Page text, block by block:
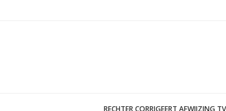
RECHTER CORRIGEERT AFWIJZING